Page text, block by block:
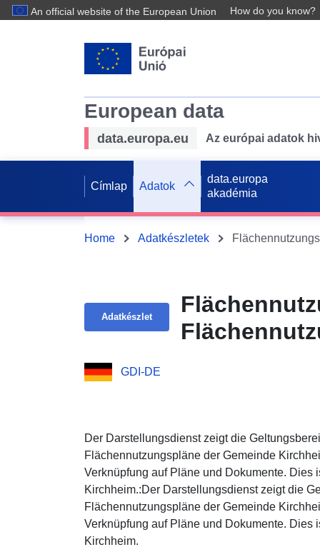
An official website of the European Union How do you know?
European data
data.europa.eu Az európai adatok
Címlap Adatok
data.europa
akadémia
Home Adatkészletek
Adatkészlet
GDI-DE
Der Darstellungsdienst zeigt die
Flächennutzungspläne der Gemeinde
Verknüpfung auf Pläne und Dokumente. Dies
Kirchheim.:Der Darstellungsdienst zeigt die
Flächennutzungspläne der Gemeinde
Verknüpfung auf Pläne und Dokumente. Dies
Kirchheim.